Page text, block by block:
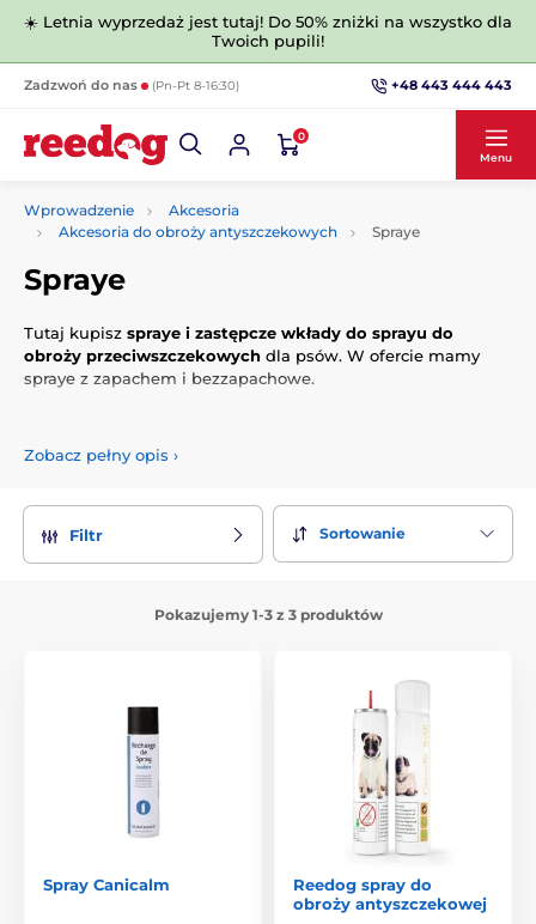
☀️ Letnia wyprzedaż jest tutaj! Do 50% zniżki na wszystko dla
Twoich pupili!
Zadzwoń do nas (Pn-Pt 8-16:30) +48 443 444 443
0
Menu
Wprowadzenie
Akcesoria
Akcesoria do obroży antyszczekowych
Spraye
Spraye
Tutaj kupisz spraye i zastępcze wkłady do sprayu do
obroży przeciwszczekowych dla psów. W ofercie mamy
spraye z zapachem i bezzapachowe.
Zobacz pełny opis ›
Filtr Sortowanie
Pokazujemy 1-3 z 3 produktów
Spray Canicalm
Reedog spray do
obroży antyszczekowej